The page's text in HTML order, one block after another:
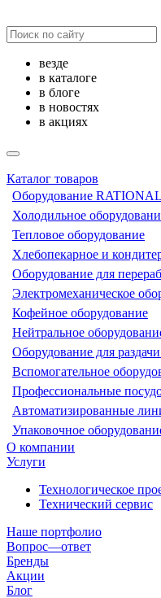
везде
в каталоге
в блоге
в новостях
в акциях
Каталог товаров
Оборудование RATIONAL
Холодильное
Тепловое оборудование
Хлебопекарное и
Оборудование для
Электромеханическое
Кофейное оборудование
Нейтральное
Оборудование для
Вспомогательное
Профессиональные
Автоматизированные
Упаковочное
О компании
Услуги
Технологическое
Технический сервис
Наше портфолио
Вопрос—ответ
Бренды
Акции
Блог